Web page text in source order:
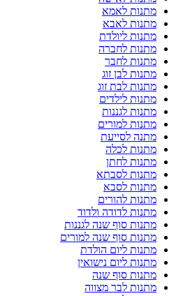
מתנות לאמא
מתנות לאבא
מתנות ליולדת
מתנות לחברה
מתנות לחבר
מתנות לבן זוג
מתנות לבת זוג
מתנות לילדים
מתנות לגננות
מתנות למורים
מתנה לסייעת
מתנות לכלה
מתנות לחתן
מתנות לסבתא
מתנות לסבא
מתנות להורים
מתנות לדודה ולדוד
מתנות סוף שנה לגננות
מתנות סוף שנה למורים
מתנות ליום הולדת
מתנות ליום נישואין
מתנות סוף שנה
מתנות לבר מצווה